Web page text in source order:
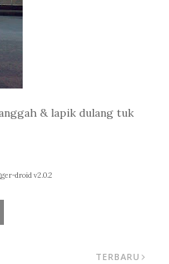
& lapik dulang tuk
droid v2.0.2
TERBARU